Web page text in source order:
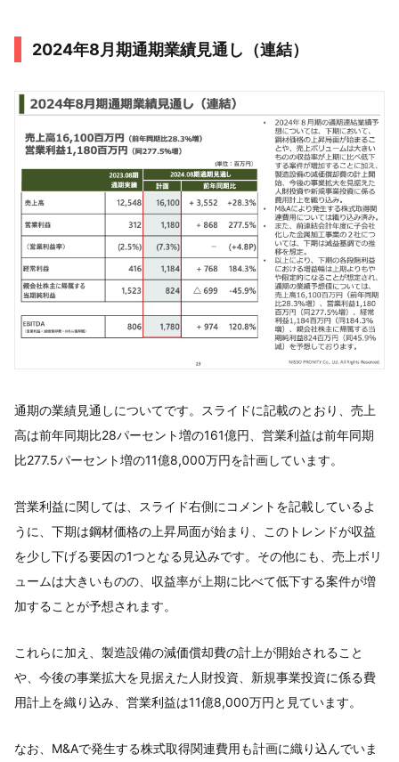
2024年8月期通期業績見通し（連結）
通期の業績見通しについてです。スライドに記載のとおり、売上
高は前年同期比28パーセント増の161億円、営業利益は前年同期
比277.5パーセント増の11億8,000万円を計画しています。
営業利益に関しては、スライド右側にコメントを記載しているよ
うに、下期は鋼材価格の上昇局面が始まり、このトレンドが収益
を少し下げる要因の1つとなる見込みです。その他にも、売上ボリ
ュームは大きいものの、収益率が上期に比べて低下する案件が増
加することが予想されます。
これらに加え、製造設備の減価償却費の計上が開始されること
や、今後の事業拡大を見据えた人財投資、新規事業投資に係る費
用計上を織り込み、営業利益は11億8,000万円と見ています。
なお、M&Aで発生する株式取得関連費用も計画に織り込んでいま